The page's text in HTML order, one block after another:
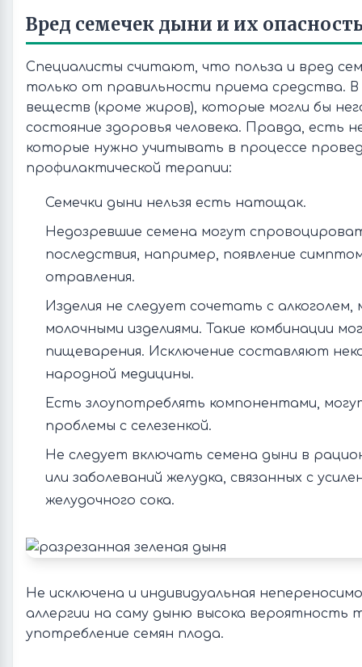
Вред семечек дыни и их
Специалисты считают, что польза и вред
только от правильности приема средства.
веществ (кроме жиров), которые могли бы
состояние здоровья человека. Правда, есть
которые нужно учитывать в процессе
профилактической терапии:
Семечки дыни нельзя есть натощак.
Недозревшие семена могут
последствия, например, появление
отравления.
Изделия не следует сочетать с алкоголем,
молочными изделиями. Такие комбинации
пищеварения. Исключение составляют
народной медицины.
Есть злоупотреблять компонентами,
проблемы с селезенкой.
Не следует включать семена дыни в
или заболеваний желудка, связанных с
желудочного сока.
Не исключена и индивидуальная
аллергии на саму дыню высока вероятность
употребление семян плода.